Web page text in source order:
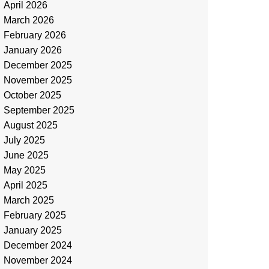
April 2026
March 2026
February 2026
January 2026
December 2025
November 2025
October 2025
September 2025
August 2025
July 2025
June 2025
May 2025
April 2025
March 2025
February 2025
January 2025
December 2024
November 2024